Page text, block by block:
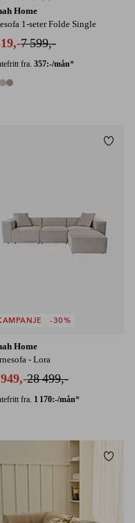
Home
1-seter Folde Single
7 599,-
fra. 357:-/mån*
Home
- Lora
28 499,-
fra. 1 170:-/mån*
-30%